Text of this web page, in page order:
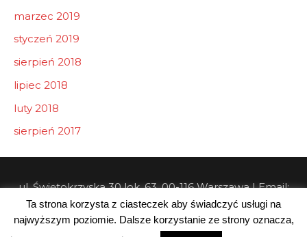
marzec 2019
styczeń 2019
sierpień 2018
lipiec 2018
luty 2018
sierpień 2017
ul. Świętokrzyska 30 lok. 63, 00-116 Warszawa | Email:
info@pw-consulting.pl
Copyright © 2026 Private Wealth Consulting
Ta strona korzysta z ciasteczek aby świadczyć usługi na
najwyższym poziomie. Dalsze korzystanie ze strony oznacza,